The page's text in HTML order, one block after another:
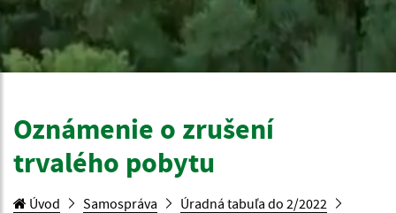
Oznámenie o zrušení
trvalého pobytu
Úvod Samospráva
Úradná tabuľa do 2/2022